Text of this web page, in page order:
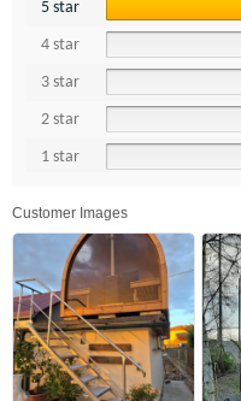
5 star
4 star
3 star
2 star
1 star
Customer Images